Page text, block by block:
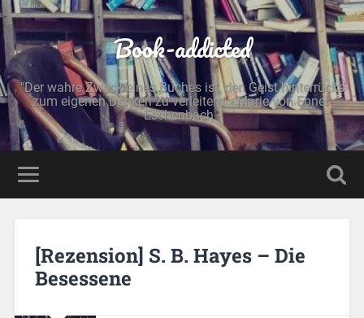
Book-addicted
"Der wahre Zweck eines Buches ist, den Geist hinterrücks
zum eigenen Denken zu verleiten." - Marie von Ebner-
Eschenbach -
[Rezension] S. B. Hayes – Die
Besessene